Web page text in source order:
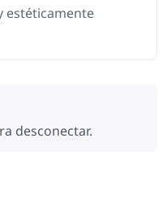
estéticamente
desconectar.